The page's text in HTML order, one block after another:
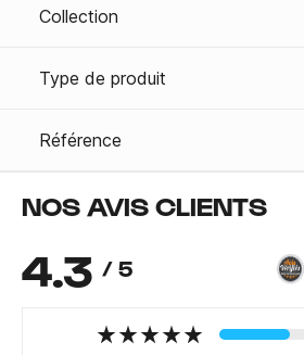
Collection
Type de produit
Référence
NOS AVIS CLIENTS
4.3 / 5